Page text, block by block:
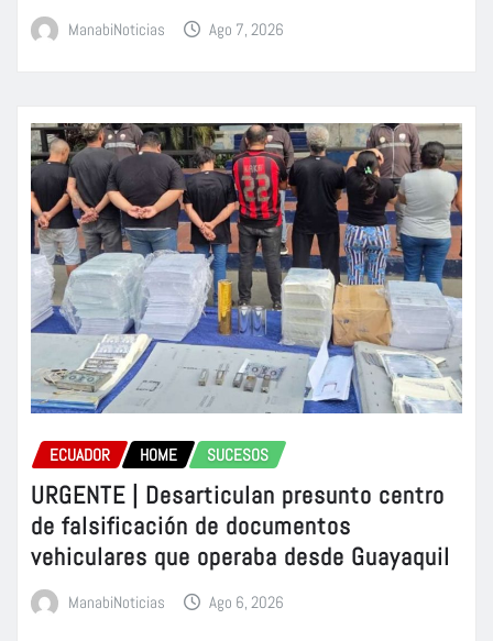
ManabiNoticias Ago 7, 2026
ECUADOR HOME SUCESOS
URGENTE | Desarticulan presunto centro
de falsificación de documentos
vehiculares que operaba desde Guayaquil
ManabiNoticias Ago 6, 2026